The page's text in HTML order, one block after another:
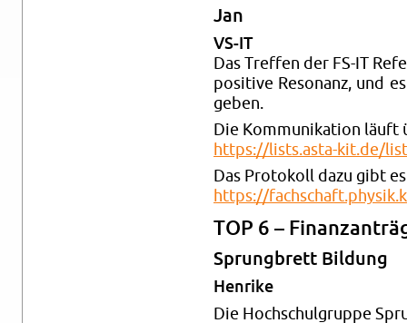
Jan
VS-IT
Das Tref­fen der FS-IT
po­si­ti­ve Re­so­nanz, und
geben.
Die Kom­mu­ni­ka­ti­on
https://​lists.​asta-​kit.​de/​
Das Pro­to­koll dazu gibt
https://​
TOP 6 –
Sprung­brett Bil­dung
Hen­ri­ke
Die Hoch­schul­grup­pe